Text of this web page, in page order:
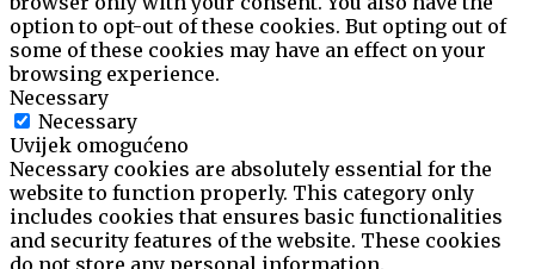
option to opt-out of these cookies. But opting out of
some of these cookies may have an effect on your
browsing experience.
Necessary
Necessary
Uvijek omogućeno
Necessary cookies are absolutely essential for the
website to function properly. This category only
includes cookies that ensures basic functionalities
and security features of the website. These cookies